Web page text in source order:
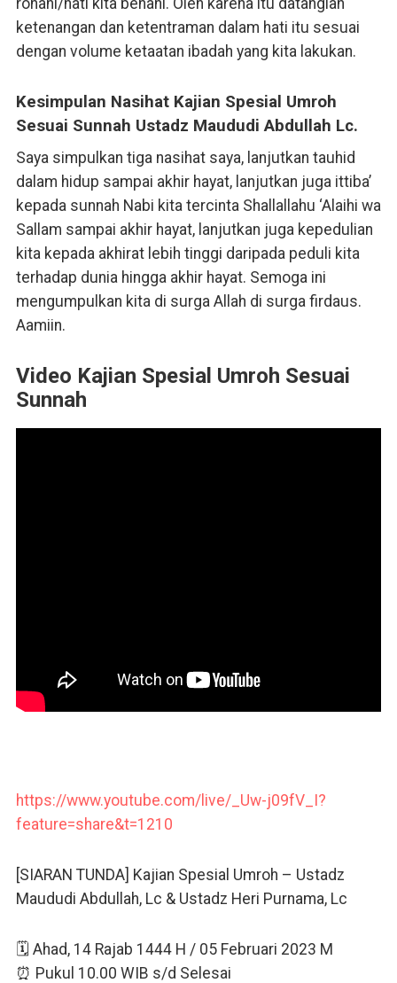
rohani/hati kita benahi. Oleh karena itu datanglah
ketenangan dan ketentraman dalam hati itu sesuai
dengan volume ketaatan ibadah yang kita lakukan.
Kesimpulan Nasihat Kajian Spesial Umroh
Sesuai Sunnah Ustadz Maududi Abdullah Lc.
Saya simpulkan tiga nasihat saya, lanjutkan tauhid
dalam hidup sampai akhir hayat, lanjutkan juga ittiba’
kepada sunnah Nabi kita tercinta Shallallahu ‘Alaihi wa
Sallam sampai akhir hayat, lanjutkan juga kepedulian
kita kepada akhirat lebih tinggi daripada peduli kita
terhadap dunia hingga akhir hayat. Semoga ini
mengumpulkan kita di surga Allah di surga firdaus.
Aamiin.
Video Kajian Spesial Umroh Sesuai
Sunnah
https://www.youtube.com/live/_Uw-j09fV_I?
feature=share&t=1210
[SIARAN TUNDA] Kajian Spesial Umroh – Ustadz
Maududi Abdullah, Lc & Ustadz Heri Purnama, Lc
🗓 Ahad, 14 Rajab 1444 H / 05 Februari 2023 M
⏰ Pukul 10.00 WIB s/d Selesai